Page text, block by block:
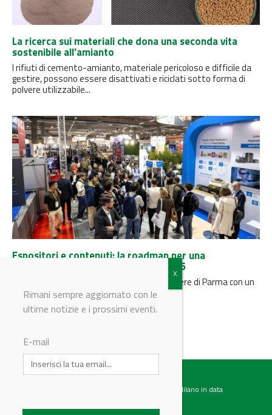
La ricerca sui materiali che dona una seconda vita
sostenibile all’amianto
I rifiuti di cemento-amianto, materiale pericoloso e difficile da
gestire, possono essere disattivati ​​e riciclati sotto forma di
polvere utilizzabile...
Espositori e contenuti: la roadmap per una
partecipazione mirata a Labotec 2026
Il 27 e 28 ottobre 2026 Labotec tornerà a Fiere di Parma con un
format che integra area espositiva e...
Testata giornalistica registrata presso il Tribunale di Milano in data
Rimani sempre aggiornato con le
ultime notizie e i prossimi eventi.
E-mail